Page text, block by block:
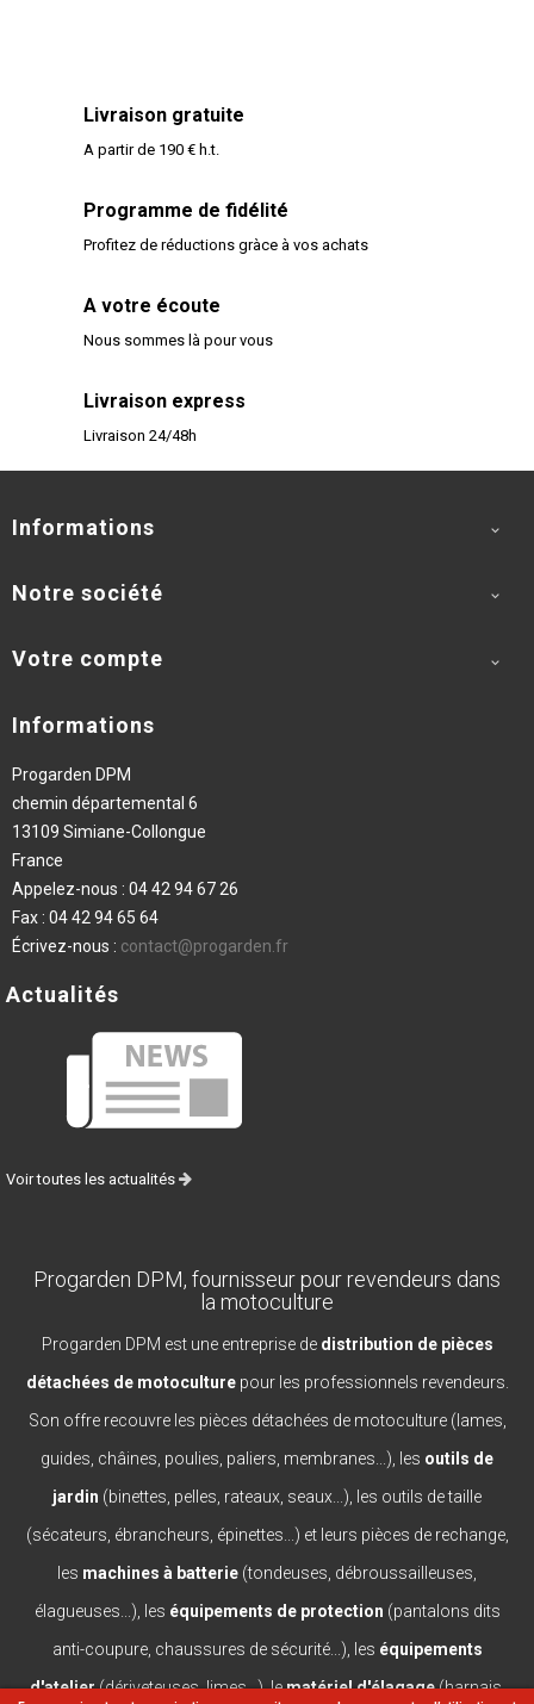
Livraison gratuite
A partir de 190 € h.t.
Programme de fidélité
Profitez de réductions gràce à vos achats
A votre écoute
Nous sommes là pour vous
Livraison express
Livraison 24/48h
Informations 
Notre société 
Votre compte 
Informations
Progarden DPM
chemin départemental 6
13109 Simiane-Collongue
France
Appelez-nous : 04 42 94 67 26
Fax : 04 42 94 65 64
Écrivez-nous : contact@progarden.fr
Actualités
Voir toutes les actualités
Progarden DPM, fournisseur pour revendeurs dans
la motoculture
Progarden DPM est une entreprise de distribution de pièces
détachées de motoculturepour les professionnels revendeurs.
Son offre recouvre les pièces détachées de motoculture (lames,
guides, châines, poulies, paliers, membranes...), les outils de
jardin (binettes, pelles, rateaux, seaux...), les outils de taille
(sécateurs, ébrancheurs, épinettes...) et leurs pièces de rechange,
les machines à batterie (tondeuses, débroussailleuses,
élagueuses...), les équipements de protection (pantalons dits
anti-coupure, chaussures de sécurité...), les équipements
d'atelier(dériveteuses, limes...), lematériel d'élagage(harnais,